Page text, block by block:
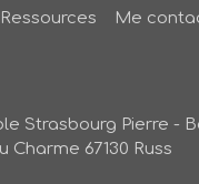
Ressources Me
Strasbourg Pierre -
Charme 67130 Russ